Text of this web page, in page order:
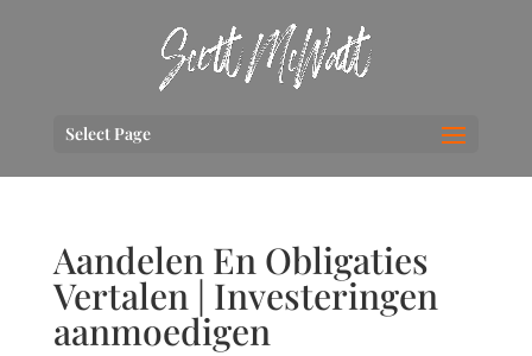
Select Page
Aandelen En Obligaties
Vertalen | Investeringen
aanmoedigen